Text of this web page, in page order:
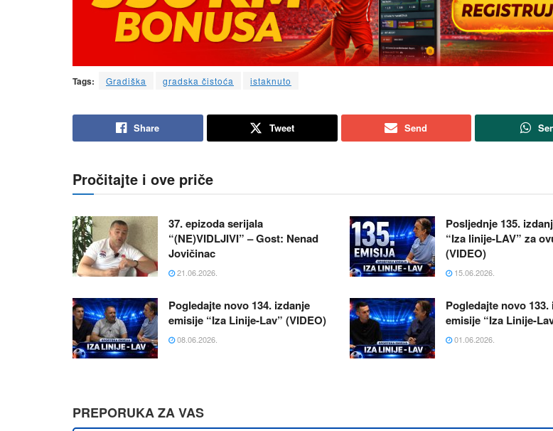
Tags: Gradiška gradska čistoća istaknuto
Share Tweet Send
Pročitajte i ove priče
37. epizoda serijala
“(NE)VIDLJIVI” – Gost: Nenad
Jovičinac
21.06.2026.
Posljednje 135.
“Iza linije-LAV” za
(VIDEO)
15.06.2026.
Pogledajte novo 134. izdanje
emisije “Iza Linije-Lav” (VIDEO)
08.06.2026.
Pogledajte novo 133.
emisije “Iza Linije-
01.06.2026.
PREPORUKA ZA VAS